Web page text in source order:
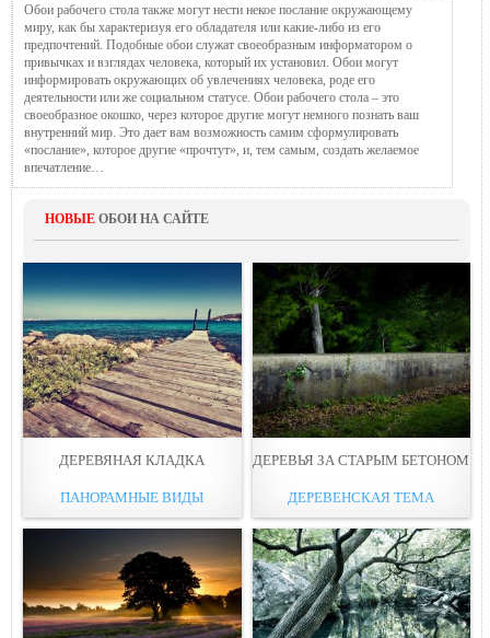
Обои рабочего стола также могут нести некое послание окружающему
миру, как бы характеризуя его обладателя или какие-либо из его
предпочтений. Подобные обои служат своеобразным информатором о
привычках и взглядах человека, который их установил. Обои могут
информировать окружающих об увлечениях человека, роде его
деятельности или же социальном статусе. Обои рабочего стола – это
своеобразное окошко, через которое другие могут немного познать ваш
внутренний мир. Это дает вам возможность самим сформулировать
«послание», которое другие «прочтут», и, тем самым, создать желаемое
впечатление…
НОВЫЕ ОБОИ НА САЙТЕ
ДЕРЕВЯНАЯ КЛАДКА
ПАНОРАМНЫЕ ВИДЫ
ДЕРЕВЬЯ ЗА СТАРЫМ БЕТОНОМ
ДЕРЕВЕНСКАЯ ТЕМА